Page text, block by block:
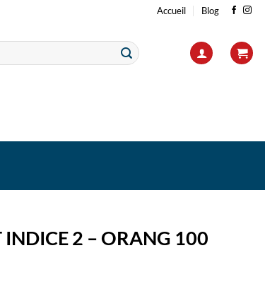
Accueil Blog
INDICE 2 – ORANG 100